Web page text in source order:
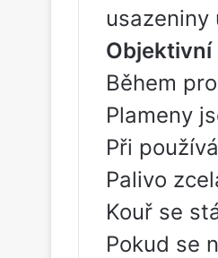
usazeniny
Objektivní
Během
Plameny
Při
Palivo
Kouř se
Pokud se